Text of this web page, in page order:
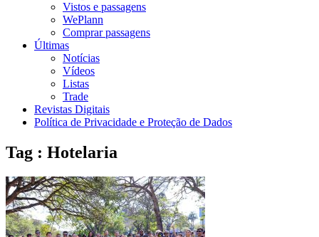
Vistos e passagens
WePlann
Comprar passagens
Últimas
Notícias
Vídeos
Listas
Trade
Revistas Digitais
Política de Privacidade e Proteção de Dados
Tag : Hotelaria